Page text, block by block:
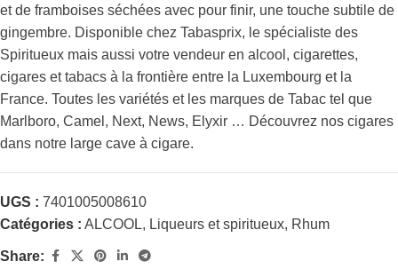
et de framboises séchées avec pour finir, une touche subtile de
gingembre. Disponible chez Tabasprix, le spécialiste des
Spiritueux mais aussi votre vendeur en alcool, cigarettes,
cigares et tabacs à la frontière entre la Luxembourg et la
France. Toutes les variétés et les marques de Tabac tel que
Marlboro, Camel, Next, News, Elyxir … Découvrez nos cigares
dans notre large cave à cigare.
UGS : 7401005008610
Catégories : ALCOOL, Liqueurs et spiritueux, Rhum
Share: